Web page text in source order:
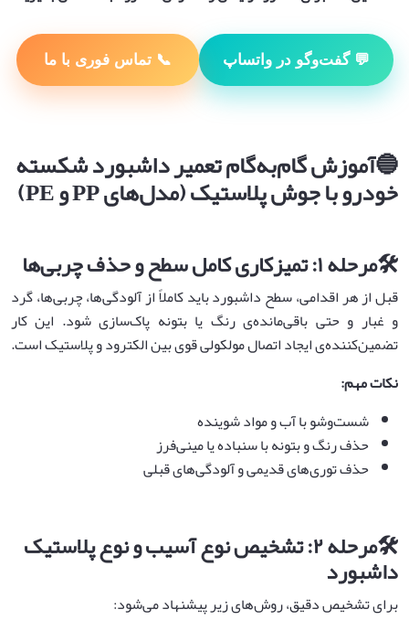
💬 گفت‌وگو در واتساپ 📞 تماس فوری با ما
🔵آموزش گام‌به‌گام تعمیر داشبورد شکسته
خودرو با جوش پلاستیک(مدل‌های و
🛠️مرحله۱: تمیزکاری کامل سطح و حذف چربی‌ها
قبل از هر اقدامی، سطح داشبورد باید کاملاً از آلودگی‌ها، چربی‌ها، گرد
و غبار و حتی باقی‌مانده‌ی رنگ یا بتونه پاک‌سازی شود. این کار
تضمین‌کننده‌ی ایجاد اتصال مولکولی قوی بین الکترود و پلاستیک است.
نکات مهم:
شست‌وشو با آب و مواد شوینده
حذف رنگ و بتونه با سنباده یا مینی‌فرز
حذف توری‌های قدیمی و آلودگی‌های قبلی
🛠️مرحله۲: تشخیص نوع آسیب و نوع پلاستیک
داشبورد
برای تشخیص دقیق، روش‌های زیر پیشنهاد می‌شود: